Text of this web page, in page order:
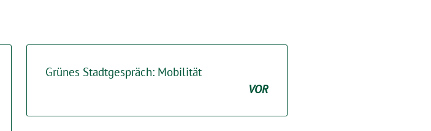
Grünes Stadtgespräch: Mobilität
VOR